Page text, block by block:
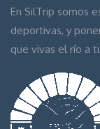
En SilTrip somos
deportivas, y
que vivas el río a